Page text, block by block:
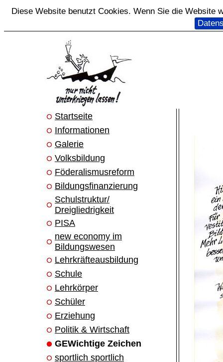
Diese Website benutzt Cookies. Wenn Sie die Website
Startseite
Informationen
Galerie
Volksbildung
Föderalismusreform
Bildungsfinanzierung
Schulstruktur/
Dreigliedrigkeit
PISA
new economy im
Bildungswesen
Lehrkräfteausbildung
Schule
Lehrkörper
Schüler
Erziehung
Politik & Wirtschaft
GEWichtige Zeichen
sportlich sportlich